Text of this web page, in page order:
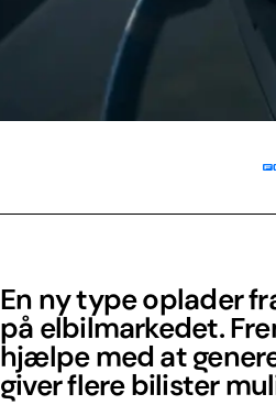
En ny type oplader
på elbilmarkedet.
hjælpe med at
giver flere bilister